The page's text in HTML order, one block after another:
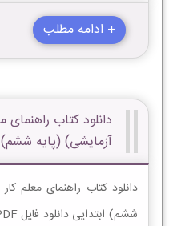
+ ادامه مطلب
دانلود کتاب راهنمای
آزمایشی) (پایه ششم)
دانلود کتاب راهنمای معلم